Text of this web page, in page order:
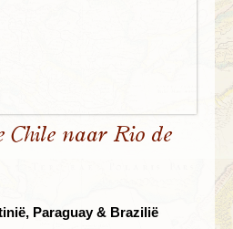
Chile naar Rio de
Paraguay & Brazilië